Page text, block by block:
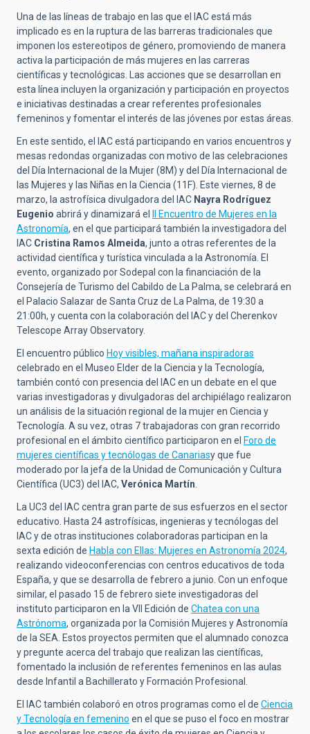
Una de las líneas de trabajo en las que el IAC está más
implicado es en la ruptura de las barreras tradicionales que
imponen los estereotipos de género, promoviendo de manera
activa la participación de más mujeres en las carreras
científicas y tecnológicas. Las acciones que se desarrollan en
esta línea incluyen la organización y participación en proyectos
e iniciativas destinadas a crear referentes profesionales
femeninos y fomentar el interés de las jóvenes por estas áreas.
En este sentido, el IAC está participando en varios encuentros y
mesas redondas organizadas con motivo de las celebraciones
del Día Internacional de la Mujer (8M) y del Día Internacional de
las Mujeres y las Niñas en la Ciencia (11F). Este viernes, 8 de
marzo, la astrofísica divulgadora del IAC Nayra Rodríguez
Eugenio abrirá y dinamizará el II Encuentro de Mujeres en la
Astronomía, en el que participará también la investigadora del
IAC Cristina Ramos Almeida, junto a otras referentes de la
actividad científica y turística vinculada a la Astronomía. El
evento, organizado por Sodepal con la financiación de la
Consejería de Turismo del Cabildo de La Palma, se celebrará en
el Palacio Salazar de Santa Cruz de La Palma, de 19:30 a
21:00h, y cuenta con la colaboración del IAC y del Cherenkov
Telescope Array Observatory.
El encuentro público Hoy visibles, mañana inspiradoras
celebrado en el Museo Elder de la Ciencia y la Tecnología,
también contó con presencia del IAC en un debate en el que
varias investigadoras y divulgadoras del archipiélago realizaron
un análisis de la situación regional de la mujer en Ciencia y
Tecnología. A su vez, otras 7 trabajadoras con gran recorrido
profesional en el ámbito científico participaron en el Foro de
mujeres científicas y tecnólogas de Canariasy que fue
moderado por la jefa de la Unidad de Comunicación y Cultura
Científica (UC3) del IAC, Verónica Martín
La UC3 del IAC centra gran parte de sus esfuerzos en el sector
educativo. Hasta 24 astrofísicas, ingenieras y tecnólogas del
IAC y de otras instituciones colaboradoras participan en la
sexta edición de Habla con Ellas: Mujeres en Astronomía 2024,
realizando videoconferencias con centros educativos de toda
España, y que se desarrolla de febrero a junio. Con un enfoque
similar, el pasado 15 de febrero siete investigadoras del
instituto participaron en la VII Edición de Chatea con una
Astrónoma, organizada por la Comisión Mujeres y Astronomía
de la SEA. Estos proyectos permiten que el alumnado conozca
y pregunte acerca del trabajo que realizan las científicas,
fomentado la inclusión de referentes femeninos en las aulas
desde Infantil a Bachillerato y Formación Profesional.
El IAC también colaboró en otros programas como el de Ciencia
y Tecnología en femenino en el que se puso el foco en mostrar